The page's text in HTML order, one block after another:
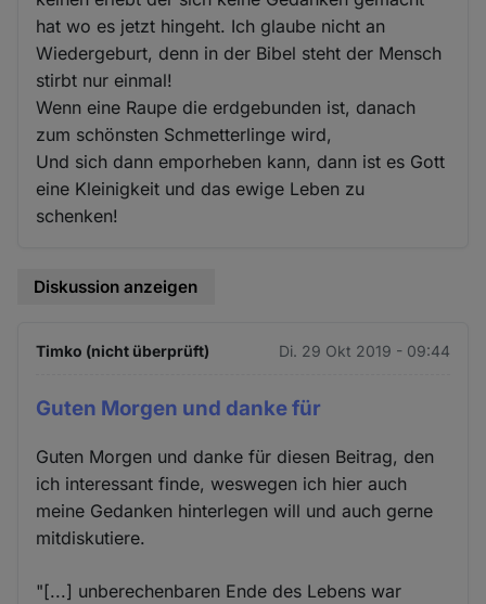
hat wo es jetzt hingeht. Ich glaube nicht an
Wiedergeburt, denn in der Bibel steht der Mensch
stirbt nur einmal!
Wenn eine Raupe die erdgebunden ist, danach
zum schönsten Schmetterlinge wird,
Und sich dann emporheben kann, dann ist es Gott
eine Kleinigkeit und das ewige Leben zu
schenken!
Diskussion anzeigen
Timko (nicht überprüft) Di. 29 Okt 2019 - 09:44
Guten Morgen und danke für
Guten Morgen und danke für diesen Beitrag, den
ich interessant finde, weswegen ich hier auch
meine Gedanken hinterlegen will und auch gerne
mitdiskutiere.
"[...] unberechenbaren Ende des Lebens war